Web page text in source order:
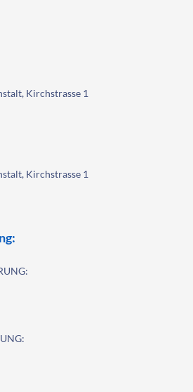
Kirchstrasse 1
Kirchstrasse 1